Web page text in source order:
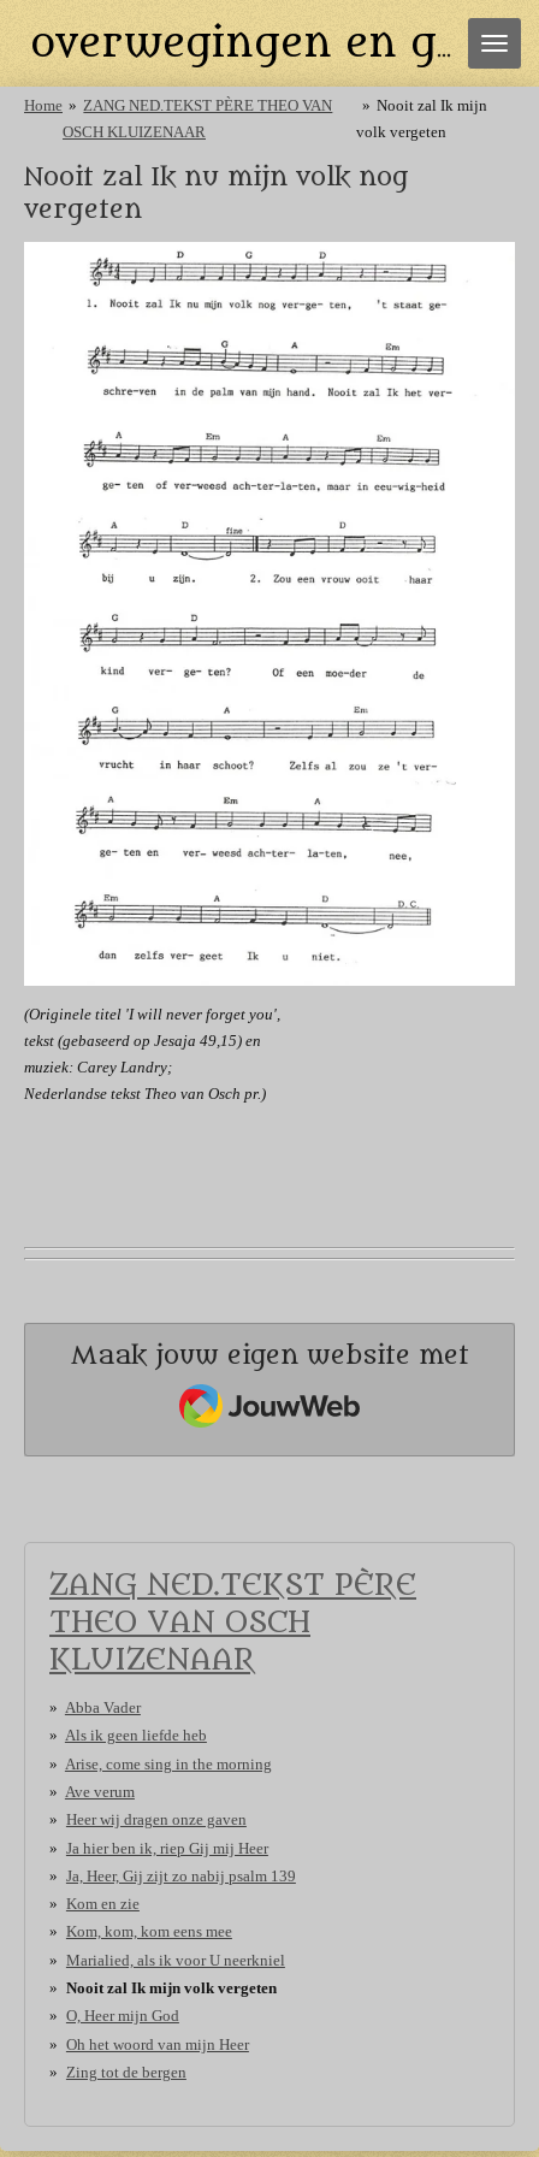
direct
de
hoofdinhoud
overwegingen en gebeden
Home » ZANG NED.TEKST PÈRE THEO VAN
OSCH KLUIZENAAR
» Nooit zal Ik mijn
volk vergeten
Nooit zal Ik nu mijn volk nog
vergeten
(Originele titel 'I will never forget you',
tekst (gebaseerd op Jesaja 49,15) en
muziek: Carey Landry;
Nederlandse tekst Theo van Osch pr.)
Maak jouw eigen website met
JouwWeb
ZANG NED.TEKST PÈRE
THEO VAN OSCH
KLUIZENAAR
Abba Vader
Als ik geen liefde heb
Arise, come sing in the morning
Ave verum
Heer wij dragen onze gaven
Ja hier ben ik, riep Gij mij Heer
Ja, Heer, Gij zijt zo nabij psalm 139
Kom en zie
Kom, kom, kom eens mee
Marialied, als ik voor U neerkniel
Nooit zal Ik mijn volk vergeten
O, Heer mijn God
Oh het woord van mijn Heer
Zing tot de bergen